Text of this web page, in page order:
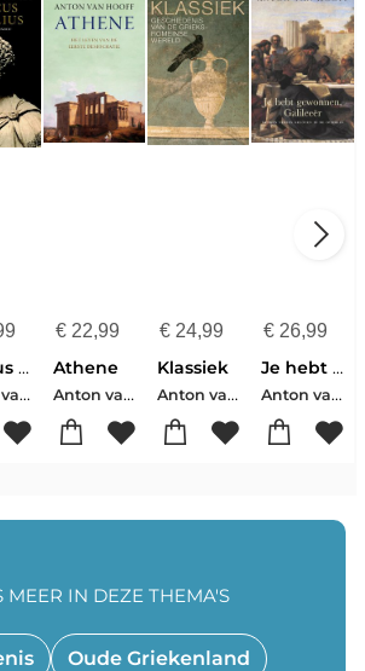
Marcus Aurelius
Anton van Hooff
€ 22,99
Athene
Anton van Hooff
€ 24,99
Klassiek
Anton van Hooff
€ 26,99
Je hebt gewonnen, Galileeër
Anton van Hooff
Oude Griekenland
MEER IN DEZE THEMA'S